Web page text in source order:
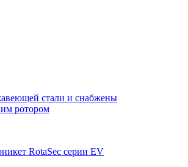
стали и снабжены
ротором
RotaSec серии EV